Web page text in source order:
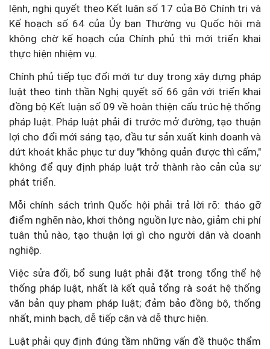
lệnh, nghị quyết theo Kết luận số 17 của Bộ Chính trị và
Kế hoạch số 64 của Ủy ban Thường vụ Quốc hội mà
không chờ kế hoạch của Chính phủ thì mới triển khai
thực hiện nhiệm vụ.
Chính phủ tiếp tục đổi mới tư duy trong xây dựng pháp
luật theo tinh thần Nghị quyết số 66 gắn với triển khai
đồng bộ Kết luận số 09 về hoàn thiện cấu trúc hệ thống
pháp luật. Pháp luật phải đi trước mở đường, tạo thuận
lợi cho đổi mới sáng tạo, đầu tư sản xuất kinh doanh và
dứt khoát khắc phục tư duy "không quản được thì cấm,"
không để quy định pháp luật trở thành rào cản của sự
phát triển.
Mỗi chính sách trình Quốc hội phải trả lời rõ: tháo gỡ
điểm nghẽn nào, khơi thông nguồn lực nào, giảm chi phí
tuân thủ nào, tạo thuận lợi gì cho người dân và doanh
nghiệp.
Việc sửa đổi, bổ sung luật phải đặt trong tổng thể hệ
thống pháp luật, nhất là kết quả tổng rà soát hệ thống
văn bản quy phạm pháp luật; đảm bảo đồng bộ, thống
nhất, minh bạch, dễ tiếp cận và dễ thực hiện.
Luật phải quy định đúng tầm những vấn đề thuộc thẩm